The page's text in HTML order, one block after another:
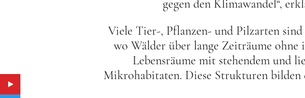
gegen den Klimawandel“,
Viele Tier-, Pflanzen- und Pilzarten
wo Wälder über lange Zeiträume ohne
Lebensräume mit stehendem und
Mikrohabitaten. Diese Strukturen bilden